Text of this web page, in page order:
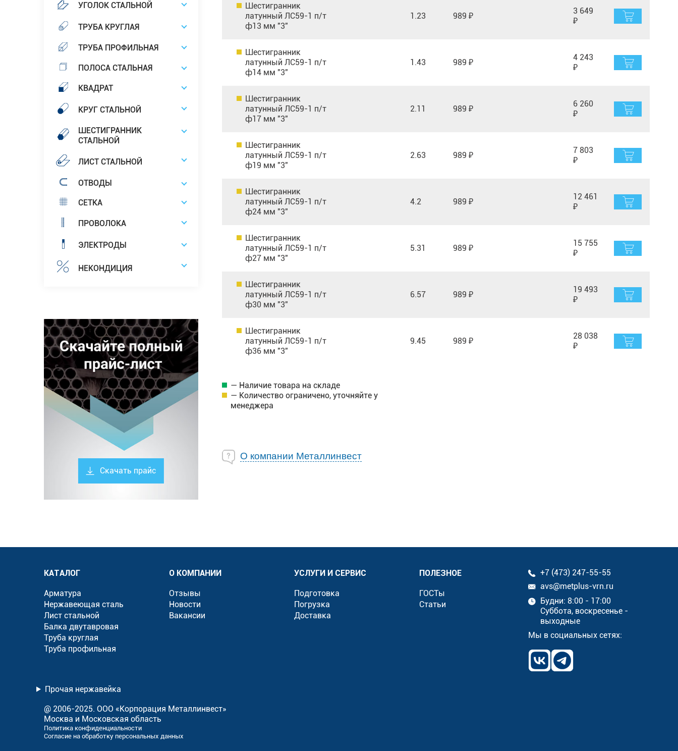
УГОЛОК СТАЛЬНОЙ
ТРУБА КРУГЛАЯ
ТРУБА ПРОФИЛЬНАЯ
ПОЛОСА СТАЛЬНАЯ
КВАДРАТ
КРУГ СТАЛЬНОЙ
ШЕСТИГРАННИК
СТАЛЬНОЙ
ЛИСТ СТАЛЬНОЙ
ОТВОДЫ
СЕТКА
ПРОВОЛОКА
ЭЛЕКТРОДЫ
НЕКОНДИЦИЯ
Скачать прайс
Шестигранник
латунный ЛС59-1 п/т
ф13 мм "3"
1.23 989 ₽
3 649
₽
Шестигранник
латунный ЛС59-1 п/т
ф14 мм "3"
1.43 989 ₽
4 243
₽
Шестигранник
латунный ЛС59-1 п/т
ф17 мм "3"
2.11 989 ₽
6 260
₽
Шестигранник
латунный ЛС59-1 п/т
ф19 мм "3"
2.63 989 ₽
7 803
₽
Шестигранник
латунный ЛС59-1 п/т
ф24 мм "3"
4.2 989 ₽
12 461
₽
Шестигранник
латунный ЛС59-1 п/т
ф27 мм "3"
5.31 989 ₽
15 755
₽
Шестигранник
латунный ЛС59-1 п/т
ф30 мм "3"
6.57 989 ₽
19 493
₽
Шестигранник
латунный ЛС59-1 п/т
ф36 мм "3"
9.45 989 ₽
28 038
₽
— Наличие товара на складе
— Количество ограничено, уточняйте у
менеджера
О компании Металлинвест
КАТАЛОГ
Арматура
Нержавеющая сталь
Лист стальной
Балка двутавровая
Труба круглая
Труба профильная
О КОМПАНИИ
Отзывы
Новости
Вакансии
УСЛУГИ И СЕРВИС
Подготовка
Погрузка
Доставка
ПОЛЕЗНОЕ
ГОСТы
Статьи
+7 (473) 247-55-55
avs@metplus-vrn.ru
Будни: 8:00 - 17:00
Суббота, воскресенье -
выходные
Мы в социальных сетях:
Прочая нержавейка
@ 2006-2025. ООО «Корпорация Металлинвест»
Москва и Московская область
Политика конфиденциальности
Согласие на обработку персональных данных